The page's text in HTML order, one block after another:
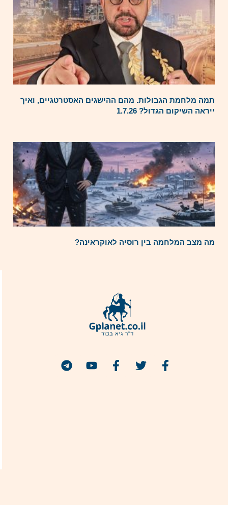
תמה מלחמת הגבולות. מהם ההישגים האסטרטגיים, ואיך
ייראה השיקום הגדול? 1.7.26
מה מצב המלחמה בין רוסיה לאוקראינה?